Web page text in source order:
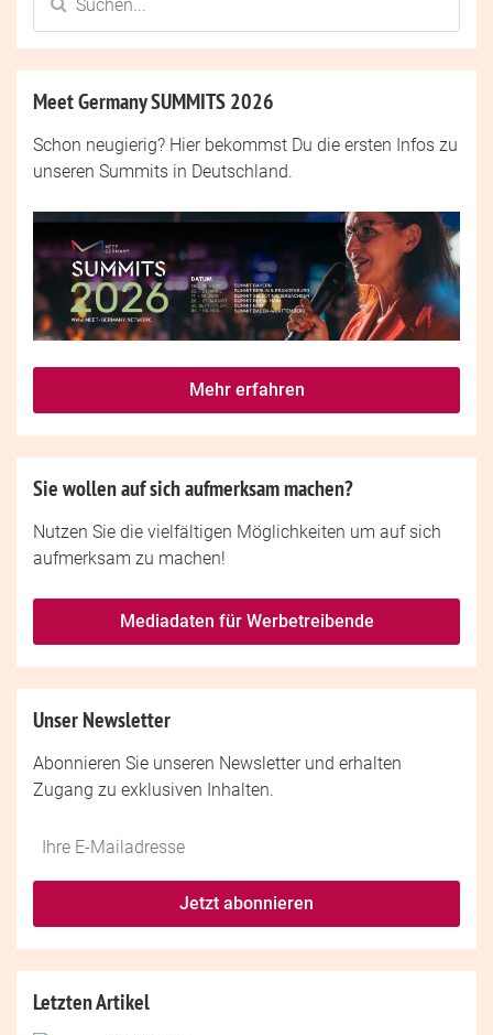
Meet Germany SUMMITS 2026
Schon neugierig? Hier bekommst Du die ersten Infos zu
unseren Summits in Deutschland.
Mehr erfahren
Sie wollen auf sich aufmerksam machen?
Nutzen Sie die vielfältigen Möglichkeiten um auf sich
aufmerksam zu machen!
Mediadaten für Werbetreibende
Unser Newsletter
Abonnieren Sie unseren Newsletter und erhalten
Zugang zu exklusiven Inhalten.
Do
fill
*Ihre
Mailadresse:
Jetzt abonnieren
Letzten Artikel